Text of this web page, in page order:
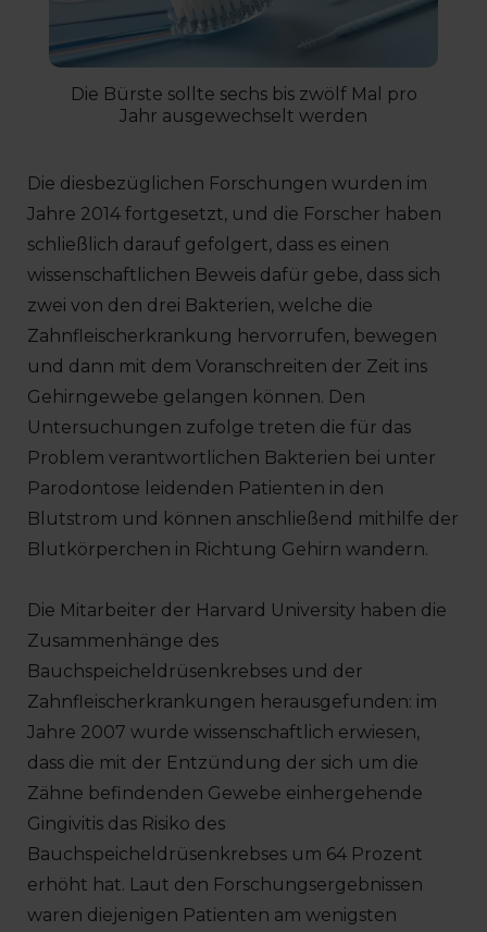
Die Bürste sollte sechs bis zwölf Mal pro
Jahr ausgewechselt werden
Die diesbezüglichen Forschungen wurden im
Jahre 2014 fortgesetzt, und die Forscher haben
schließlich darauf gefolgert, dass es einen
wissenschaftlichen Beweis dafür gebe, dass sich
zwei von den drei Bakterien, welche die
Zahnfleischerkrankung hervorrufen, bewegen
und dann mit dem Voranschreiten der Zeit ins
Gehirngewebe gelangen können. Den
Untersuchungen zufolge treten die für das
Problem verantwortlichen Bakterien bei unter
Parodontose leidenden Patienten in den
Blutstrom und können anschließend mithilfe der
Blutkörperchen in Richtung Gehirn wandern.
Die Mitarbeiter der Harvard University haben die
Zusammenhänge des
Bauchspeicheldrüsenkrebses und der
Zahnfleischerkrankungen herausgefunden: im
Jahre 2007 wurde wissenschaftlich erwiesen,
dass die mit der Entzündung der sich um die
Zähne befindenden Gewebe einhergehende
Gingivitis das Risiko des
Bauchspeicheldrüsenkrebses um 64 Prozent
erhöht hat. Laut den Forschungsergebnissen
waren diejenigen Patienten am wenigsten